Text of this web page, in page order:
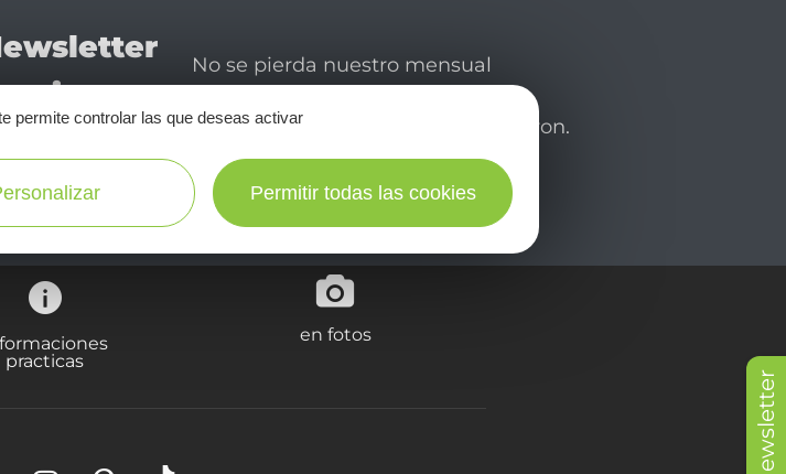
Newsletter
No se pierda nuestro mensual
disfrutar de su estancia en el Aveyron.
NEWSLETTER AQUÍ!
practicas
en fotos
permite controlar las que deseas activar
Permitir todas las cookies